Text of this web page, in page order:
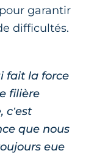
garantir
difficultés.
fait la force
filière
c’est
que nous
eue